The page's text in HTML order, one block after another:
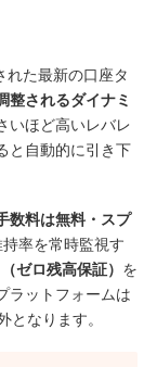
れた最新の口座タ
整されるダイナミ
いほど高いレバレ
と自動的に引き下
数料は無料・スプ
率を常時監視す
ゼロ残高保証） を
ラットフォームは
となります。